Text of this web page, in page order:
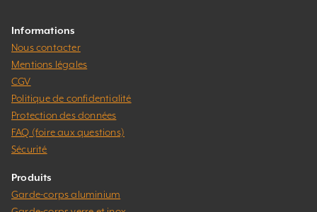
Informations
Nous contacter
Mentions légales
CGV
Politique de confidentialité
Protection des données
FAQ (foire aux questions)
Sécurité
Produits
Garde-corps aluminium